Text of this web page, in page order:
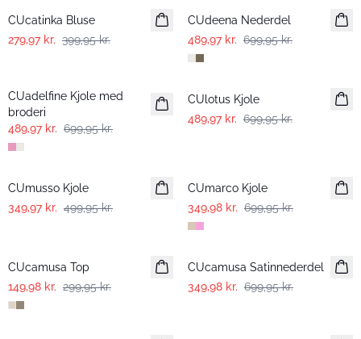
CUcatinka Bluse
279,97 kr. 399,95 kr.
CUdeena Nederdel
489,97 kr. 699,95 kr.
CUadelfine Kjole med
broderi
489,97 kr. 699,95 kr.
-30%
CUlotus Kjole
489,97 kr. 699,95 kr.
-30%
CUmusso Kjole
349,97 kr. 499,95 kr.
CUmarco Kjole
349,98 kr. 699,95 kr.
CUcamusa Top
149,98 kr. 299,95 kr.
-50%
CUcamusa Satinnederdel
349,98 kr. 699,95 kr.
-50%